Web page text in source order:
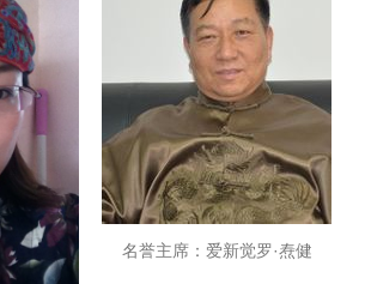
名誉主席：爱新觉罗·焘健